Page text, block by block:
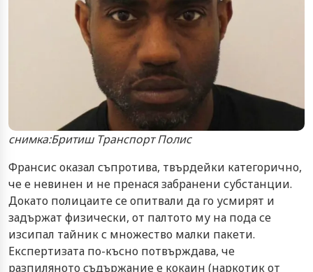
снимка:Бритиш Транспорт Полис
Франсис оказал съпротива, твърдейки категорично,
че е невинен и не пренася забранени субстанции.
Докато полицаите се опитвали да го усмирят и
задържат физически, от палтото му на пода се
изсипал тайник с множество малки пакети.
Експертизата по-късно потвърждава, че
разпиляното съдържание е кокаин (наркотик от